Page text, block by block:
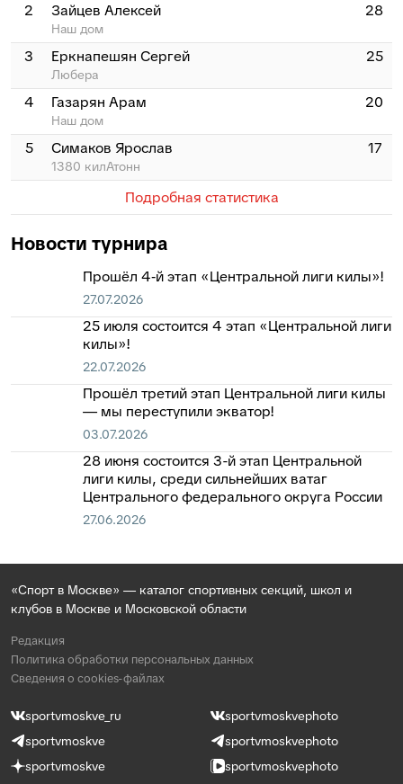
2 Зайцев Алексей
Наш дом
28
3 Еркнапешян Сергей
Любера
25
4 Газарян Арам
Наш дом
20
5 Симаков Ярослав
1380 килАтонн
17
Подробная статистика
Новости турнира
Прошёл 4‑й этап «Центральной лиги килы»!
27.07.2026
25 июля состоится 4 этап «Центральной лиги
килы»!
22.07.2026
Прошёл третий этап Центральной лиги килы
— мы переступили экватор!
03.07.2026
28 июня состоится 3-й этап Центральной
лиги килы, среди сильнейших ватаг
Центрального федерального округа России
27.06.2026
«Спорт в Москве» — каталог спортивных секций, школ и
клубов в Москве и Московской области
Редакция
Политика обработки персональных данных
Сведения о cookies-файлах
sportvmoskve_ru
sportvmoskvephoto
sportvmoskve
sportvmoskvephoto
sportvmoskve
sportvmoskvephoto